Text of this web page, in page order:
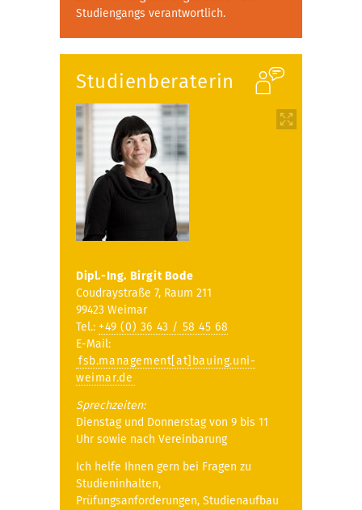
Studiengangs verantwortlich.
Studienberaterin
Dipl.-Ing. Birgit Bode
Coudraystraße 7, Raum 211
99423 Weimar
Tel.: +49 (0) 36 43 / 58 45 68
E-Mail:
fsb.management[at]bauing.uni-
weimar.de
Sprechzeiten:
Dienstag und Donnerstag von 9 bis 11
Uhr sowie nach Vereinbarung
Ich helfe Ihnen gern bei Fragen zu
Studieninhalten,
Prüfungsanforderungen, Studienaufbau